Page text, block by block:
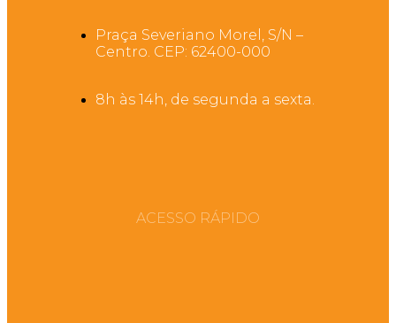
Praça Severiano Morel, S/N –
Centro. CEP: 62400-000
8h às 14h, de segunda a sexta.
ACESSO RÁPIDO